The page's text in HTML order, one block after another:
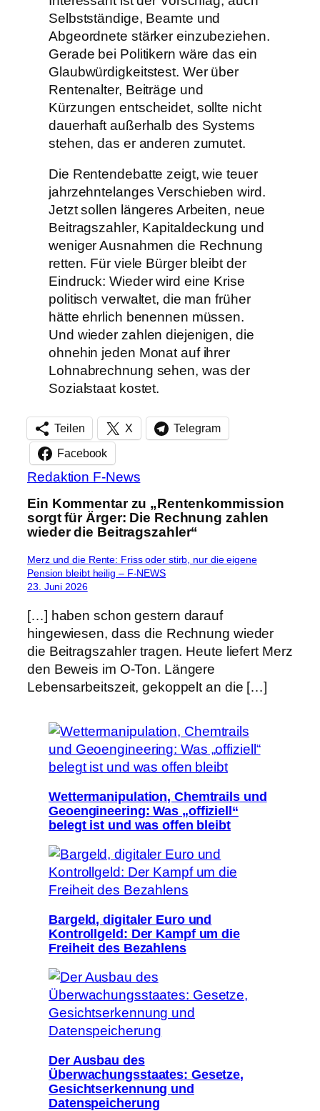
Selbstständige, Beamte und
Abgeordnete stärker einzubeziehen.
Gerade bei Politikern wäre das ein
Glaubwürdigkeitstest. Wer über
Rentenalter, Beiträge und
Kürzungen entscheidet, sollte nicht
dauerhaft außerhalb des Systems
stehen, das er anderen zumutet.
Die Rentendebatte zeigt, wie teuer
jahrzehntelanges Verschieben wird.
Jetzt sollen längeres Arbeiten, neue
Beitragszahler, Kapitaldeckung und
weniger Ausnahmen die Rechnung
retten. Für viele Bürger bleibt der
Eindruck: Wieder wird eine Krise
politisch verwaltet, die man früher
hätte ehrlich benennen müssen.
Und wieder zahlen diejenigen, die
ohnehin jeden Monat auf ihrer
Lohnabrechnung sehen, was der
Sozialstaat kostet.
Teilen X Telegram
Facebook
Redaktion F-News
Ein Kommentar zu „Rentenkommission
sorgt für Ärger: Die Rechnung zahlen
wieder die Beitragszahler“
Merz und die Rente: Friss oder stirb, nur die eigene
Pension bleibt heilig – F-NEWS
23. Juni 2026
[…] haben schon gestern darauf
hingewiesen, dass die Rechnung wieder
die Beitragszahler tragen. Heute liefert Merz
den Beweis im O-Ton. Längere
Lebensarbeitszeit, gekoppelt an die […]
Wettermanipulation, Chemtrails und
Geoengineering: Was „offiziell“
belegt ist und was offen bleibt
Bargeld, digitaler Euro und
Kontrollgeld: Der Kampf um die
Freiheit des Bezahlens
Der Ausbau des
Überwachungsstaates: Gesetze,
Gesichtserkennung und
Datenspeicherung